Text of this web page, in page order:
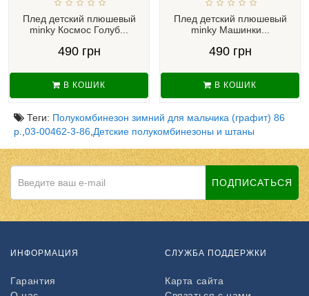
Плед детский плюшевый
minky Космос Голуб...
490 грн
В КОШИК
Плед детский плюшевый
minky Машинки...
490 грн
В КОШИК
Теги: Полукомбинезон зимний для мальчика (графит) 86
р. 03-00462-3-86 Детские полукомбинезоны и штаны
ПОДПИСАТЬСЯ
ИНФОРМАЦИЯ
Гарантия
СЛУЖБА ПОДДЕРЖКИ
Карта сайта